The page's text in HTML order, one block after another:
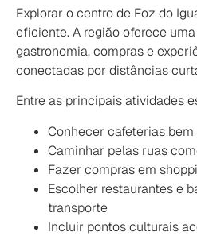
Explorar o centro de Foz do
eficiente. A região oferece
gastronomia, compras e
conectadas por distâncias
Entre as principais atividades
Conhecer cafeterias
Caminhar pelas ruas
Fazer compras em
Escolher restaurantes e
transporte
Incluir pontos culturais